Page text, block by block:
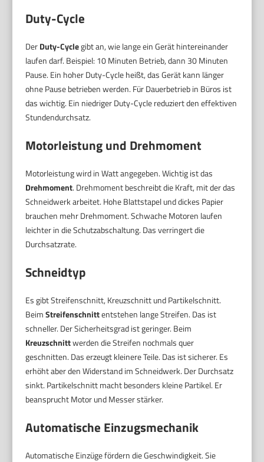
Duty-Cycle
DerDuty-Cyclegibt an, wie lange ein Gerät hintereinander
laufen darf. Beispiel: 10 Minuten Betrieb, dann 30 Minuten
Pause. Ein hoher Duty-Cycle heißt, das Gerät kann länger
ohne Pause betrieben werden. Für Dauerbetrieb in Büros ist
das wichtig. Ein niedriger Duty-Cycle reduziert den effektiven
Stundendurchsatz.
Motorleistung und Drehmoment
Motorleistung wird in Watt angegeben. Wichtig ist das
Drehmoment. Drehmoment beschreibt die Kraft, mit der das
Schneidwerk arbeitet. Hohe Blattstapel und dickes Papier
brauchen mehr Drehmoment. Schwache Motoren laufen
leichter in die Schutzabschaltung. Das verringert die
Durchsatzrate.
Schneidtyp
Es gibt Streifenschnitt, Kreuzschnitt und Partikelschnitt.
BeimStreifenschnittentstehen lange Streifen. Das ist
schneller. Der Sicherheitsgrad ist geringer. Beim
Kreuzschnittwerden die Streifen nochmals quer
geschnitten. Das erzeugt kleinere Teile. Das ist sicherer. Es
erhöht aber den Widerstand im Schneidwerk. Der Durchsatz
sinkt. Partikelschnitt macht besonders kleine Partikel. Er
beansprucht Motor und Messer stärker.
Automatische Einzugsmechanik
Automatische Einzüge fördern die Geschwindigkeit. Sie